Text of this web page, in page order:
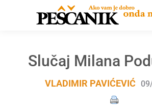
Slučaj Milana
VLADIMIR PAVIĆEVIĆ